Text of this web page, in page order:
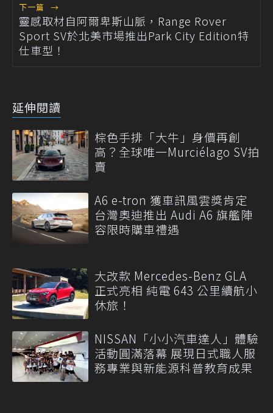
下一篇 →
靈感取材自阿爾卑斯山脈，Range Rover
Sport SV於北美市場推出Park City Edition特
仕車型！
延伸閱讀
棕色手排「大牛」身價再創
高？全球唯一Murciélago SV拍
賣
A6 e-tron 獲車訊風雲獎肯定
台灣奧迪推出 Audi A6 旗艦陣
容限時購車禮遇
大改款 Mercedes-Benz GLA
正式亮相 純電 643 公里續航小
休旅！
NISSAN「小小汽車達人」體驗
活動圓滿落幕 展現日式職人服
務專業與新能源科普教育成果